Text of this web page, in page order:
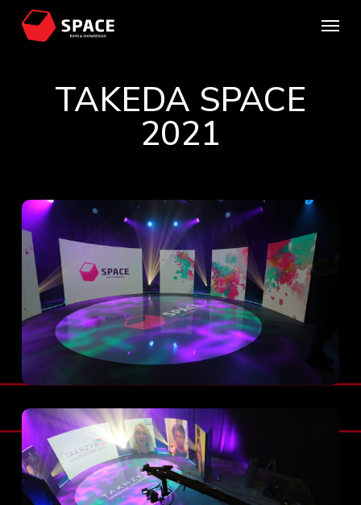
Menu
TAKEDA SPACE
2021